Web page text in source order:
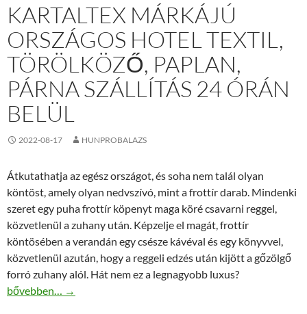
KARTALTEX MÁRKÁJÚ
ORSZÁGOS HOTEL TEXTIL,
TÖRÖLKÖZŐ, PAPLAN,
PÁRNA SZÁLLÍTÁS 24 ÓRÁN
BELÜL
2022-08-17 HUNPROBALAZS
Átkutathatja az egész országot, és soha nem talál olyan
köntöst, amely olyan nedvszívó, mint a frottír darab. Mindenki
szeret egy puha frottír köpenyt maga köré csavarni reggel,
közvetlenül a zuhany után. Képzelje el magát, frottír
köntösében a verandán egy csésze kávéval és egy könyvvel,
közvetlenül azután, hogy a reggeli edzés után kijött a gőzölgő
forró zuhany alól. Hát nem ez a legnagyobb luxus?
Kartaltex márkájú országos Hotel Textil, törölköző, paplan,
bővebben… →